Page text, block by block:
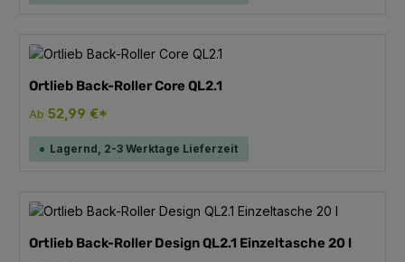
Ortlieb Back-Roller Core QL2.1
Ab52,99 €*
Lagernd, 2-3 Werktage Lieferzeit
Ortlieb Back-Roller Design QL2.1 Einzeltasche 20 l